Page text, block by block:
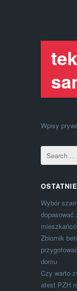
Wpisy
Wybór
dopasować
Zbiornik
domu
Czy warto
atest PZH